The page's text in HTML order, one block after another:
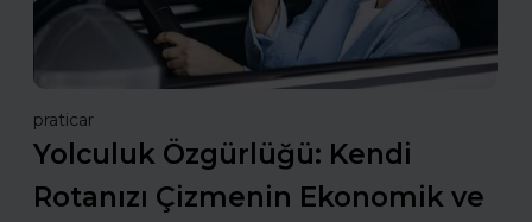
praticar
Yolculuk Özgürlüğü: Kendi
Rotanızı Çizmenin Ekonomik ve